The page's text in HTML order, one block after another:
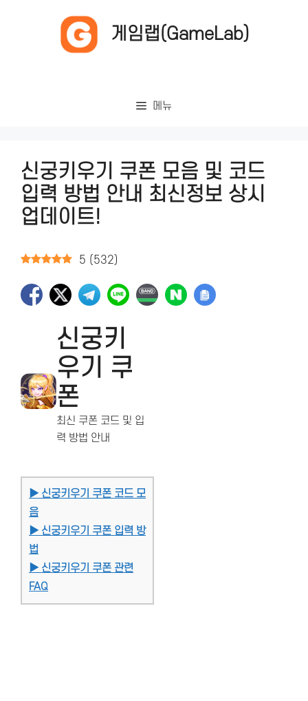
게임랩(GameLab)
메뉴
신궁키우기 쿠폰 모음 및 코드
입력 방법 안내 최신정보 상시
업데이트!
5 ( 532)
신궁키
우기 쿠
폰
최신 쿠폰 코드 및 입
력 방법 안내
▶ 신궁키우기 쿠폰 코드 모
음
▶ 신궁키우기 쿠폰 입력 방
법
▶ 신궁키우기 쿠폰 관련
FAQ